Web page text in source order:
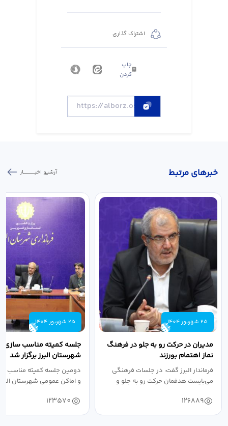
اشتراک گذاری
چاپ
کردن
خبر‌های مرتبط آرشیو اخبـــــــــــار
25 شهریور 1404
مدیران در حرکت رو به جلو در فرهنگ
نماز اهتمام بورزند
فرماندار البرز گفت: در جلسات فرهنگی
می‌بایست هدفمان حرکت رو به جلو و
126889
25 شهریور 1404
جلسه کمیته مناسب سازی
شهرستان البرز برگزار شد
دومین جلسه کمیته مناسب
و اماکن عمومی شهرستان
123570